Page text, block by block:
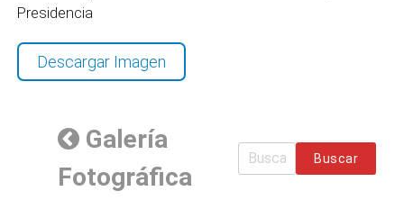
Presidencia
Descargar Imagen
Galería
Fotográfica
Buscar